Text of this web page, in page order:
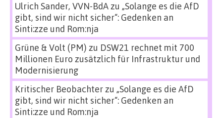
Ulrich Sander, VVN-BdAzu „Solange es die AfD
gibt, sind wir nicht sicher“: Gedenken an
Sinti:zze und Rom:nja
Grüne & Volt (PM) zu DSW21 rechnet mit 700
Millionen Euro zusätzlich für Infrastruktur und
Modernisierung
Kritischer Beobachterzu „Solange es die AfD
gibt, sind wir nicht sicher“: Gedenken an
Sinti:zze und Rom:nja